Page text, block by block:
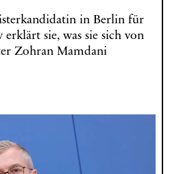
in Berlin für
sie, was sie sich von
Zohran Mamdani